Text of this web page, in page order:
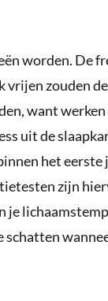
worden. De
zouden
want
uit de
het eerste
zijn
je